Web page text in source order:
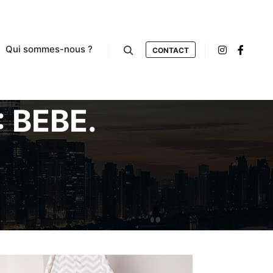
Qui sommes-nous ? CONTACT
BEBE.